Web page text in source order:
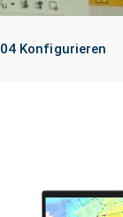
04 Konfigurieren